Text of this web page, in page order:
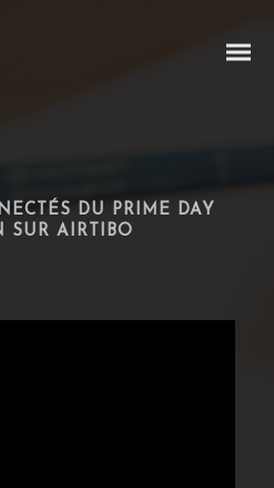
DU PRIME DAY
SUR AIRTIBO